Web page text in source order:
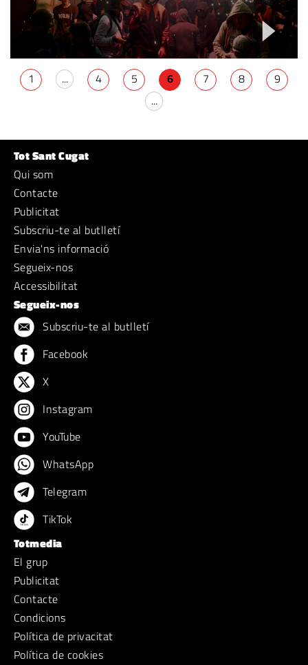
1 ... 4 5 6 7 8
9
...
Tot Sant Cugat
Qui som
Contacte
Publicitat
Subscriu-te al butlletí
Envia'ns informació
Segueix-nos
Accessibilitat
Segueix-nos
Subscriu-te al butlletí
Facebook
X
Instagram
YouTube
WhatsApp
Telegram
TikTok
Totmedia
El grup
Publicitat
Contacte
Condicions
Política de privacitat
Política de cookies